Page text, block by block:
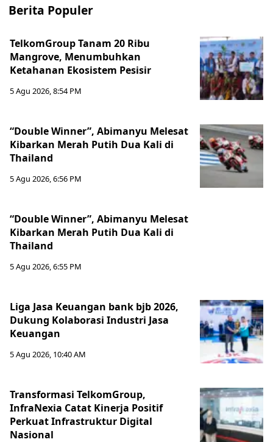
Berita Populer
TelkomGroup Tanam 20 Ribu
Mangrove, Menumbuhkan
Ketahanan Ekosistem Pesisir
5 Agu 2026, 8:54 PM
“Double Winner”, Abimanyu Melesat
Kibarkan Merah Putih Dua Kali di
Thailand
5 Agu 2026, 6:56 PM
“Double Winner”, Abimanyu Melesat
Kibarkan Merah Putih Dua Kali di
Thailand
5 Agu 2026, 6:55 PM
Liga Jasa Keuangan bank bjb 2026,
Dukung Kolaborasi Industri Jasa
Keuangan
5 Agu 2026, 10:40 AM
Transformasi TelkomGroup,
InfraNexia Catat Kinerja Positif
Perkuat Infrastruktur Digital
Nasional